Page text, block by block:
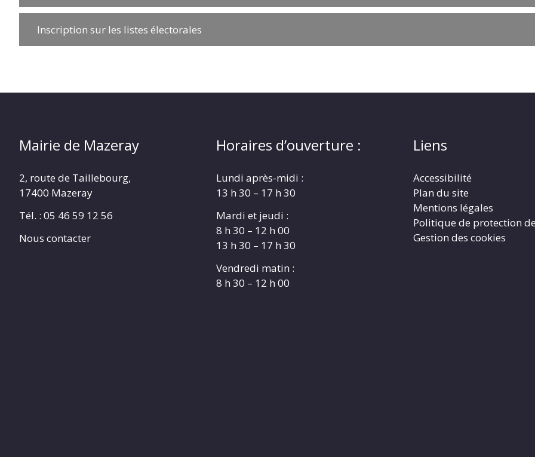
Inscription sur les listes électorales
Mairie de Mazeray
2, route de Taillebourg,
17400 Mazeray
Tél. : 05 46 59 12 56
Nous contacter
Horaires d’ouverture :
Lundi après-midi :
13 h 30 – 17 h 30
Mardi et jeudi :
8 h 30 – 12 h 00
13 h 30 – 17 h 30
Vendredi matin :
8 h 30 – 12 h 00
Liens
Accessibilité
Plan du site
Mentions légales
Politique de protection
Gestion des cookies